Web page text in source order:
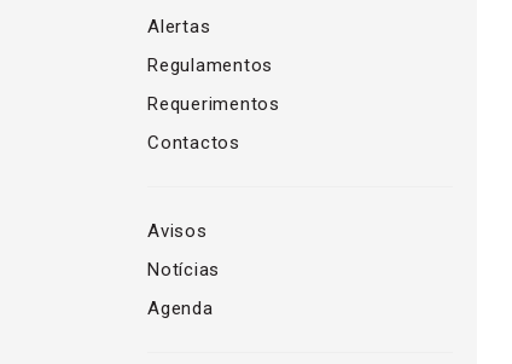
Alertas
Regulamentos
Requerimentos
Contactos
Avisos
Notícias
Agenda